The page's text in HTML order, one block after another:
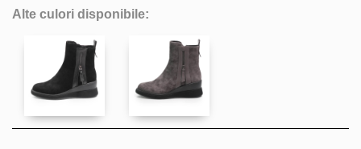
Alte culori disponibile: